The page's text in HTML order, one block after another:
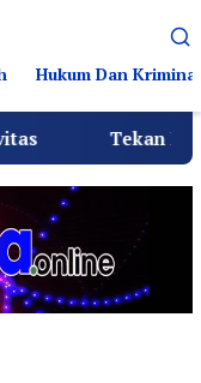
Hukum Dan Kriminal
Fatalitas